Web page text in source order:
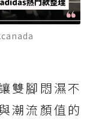
雙腳悶濕不
潮流顏值的